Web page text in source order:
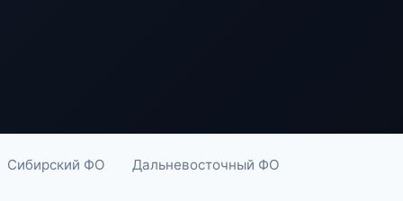
Сибирский ФО Дальневосточный ФО